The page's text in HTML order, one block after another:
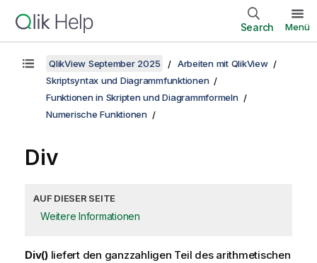
Search Menü
QlikView September 2025
Arbeiten mit QlikView
Skriptsyntax und Diagrammfunktionen
Funktionen in Skripten und Diagrammformeln
Numerische Funktionen
Div
AUF DIESER SEITE
Weitere Informationen
Div()liefert den ganzzahligen Teil des arithmetischen